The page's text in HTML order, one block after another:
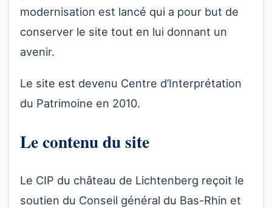
modernisation est lancé qui a pour but de
conserver le site tout en lui donnant un
avenir.
Le site est devenu Centre d’Interprétation
du Patrimoine en 2010.
Le contenu du site
Le CIP du château de Lichtenberg reçoit le
soutien du Conseil général du Bas-Rhin et